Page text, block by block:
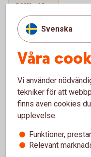
OMX x10
BEAR
SW 4
OMX x12
BEAR
SW
OMX x12
BEAR
OMX x15
BEAR
Svenska
Våra
Vi använder
tekniker för att
finns även cookies
upplevelse:
Funktioner,
Relevant